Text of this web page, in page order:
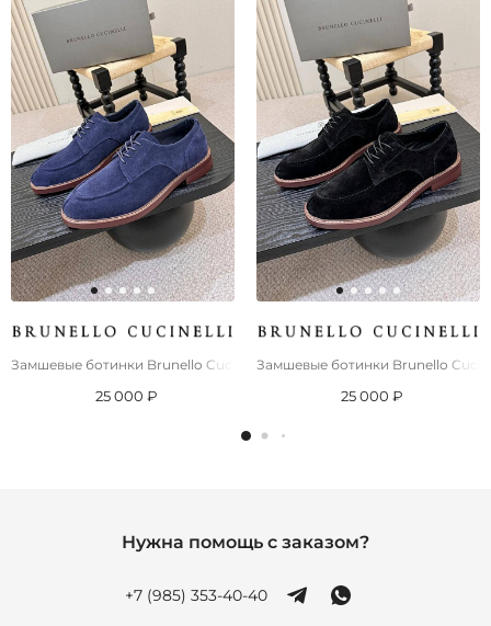
Замшевые ботинки Brunello Cucinelli derby - Blue
25 000 ₽
Замшевые ботинки Brunello
25 000 ₽
Нужна помощь с заказом?
+7 (985) 353-40-40